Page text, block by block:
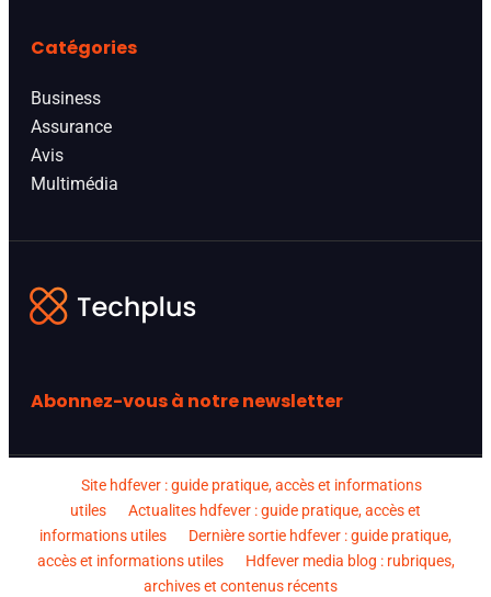
Catégories
Business
Assurance
Avis
Multimédia
Abonnez-vous à notre newsletter
Site hdfever : guide pratique, accès et informations
utiles
Actualites hdfever : guide pratique, accès et
informations utiles
Dernière sortie hdfever : guide pratique,
accès et informations utiles
Hdfever media blog : rubriques,
archives et contenus récents